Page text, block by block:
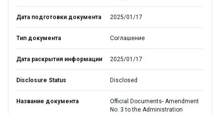
Дата подготовки документа 2025/01/17
Тип документа Соглашение
Дата раскрытия информации 2025/01/17
Disclosure Status Disclosed
Название документа
Official Documents- Amendment
No. 3 to the Administration